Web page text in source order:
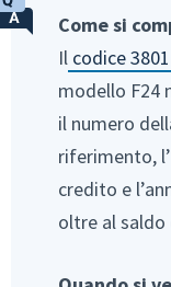
Come si
Il codice 3801
modello F24
il numero
riferimento,
credito e
oltre al saldo